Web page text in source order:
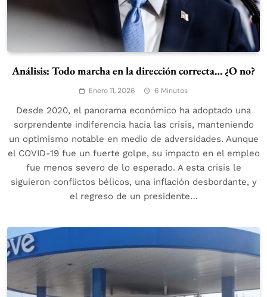
Análisis: Todo marcha en la dirección correcta… ¿O no?
Enero 11, 2026 6 Minutos
Desde 2020, el panorama económico ha adoptado una
sorprendente indiferencia hacia las crisis, manteniendo
un optimismo notable en medio de adversidades. Aunque
el COVID-19 fue un fuerte golpe, su impacto en el empleo
fue menos severo de lo esperado. A esta crisis le
siguieron conflictos bélicos, una inflación desbordante, y
el regreso de un presidente…